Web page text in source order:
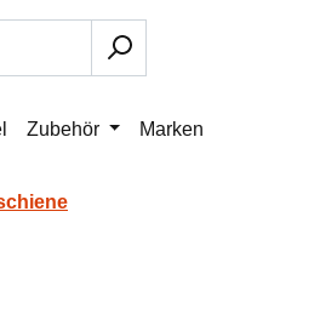
Zubehör Marken